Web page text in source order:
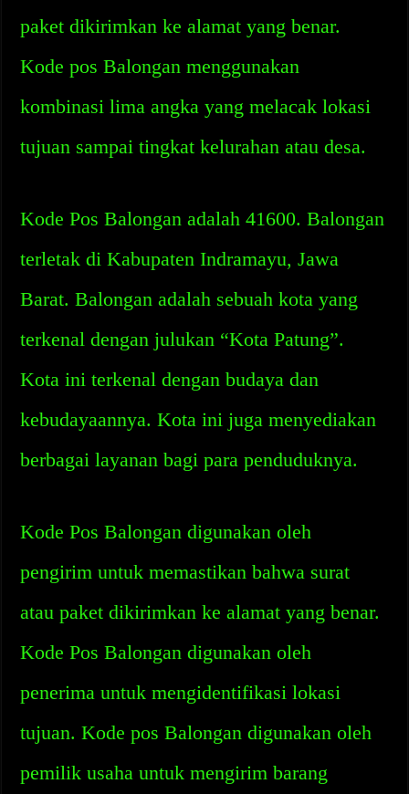
paket dikirimkan ke alamat yang benar.
Kode pos Balongan menggunakan
kombinasi lima angka yang melacak lokasi
tujuan sampai tingkat kelurahan atau desa.
Kode Pos Balongan adalah 41600. Balongan
terletak di Kabupaten Indramayu, Jawa
Barat. Balongan adalah sebuah kota yang
terkenal dengan julukan “Kota Patung”.
Kota ini terkenal dengan budaya dan
kebudayaannya. Kota ini juga menyediakan
berbagai layanan bagi para penduduknya.
Kode Pos Balongan digunakan oleh
pengirim untuk memastikan bahwa surat
atau paket dikirimkan ke alamat yang benar.
Kode Pos Balongan digunakan oleh
penerima untuk mengidentifikasi lokasi
tujuan. Kode pos Balongan digunakan oleh
pemilik usaha untuk mengirim barang